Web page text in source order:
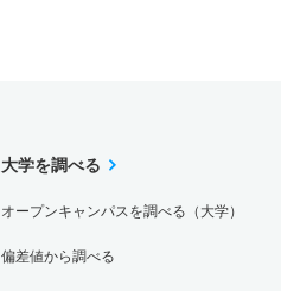
大学を調べる
オープンキャンパスを調べる（大学）
偏差値から調べる